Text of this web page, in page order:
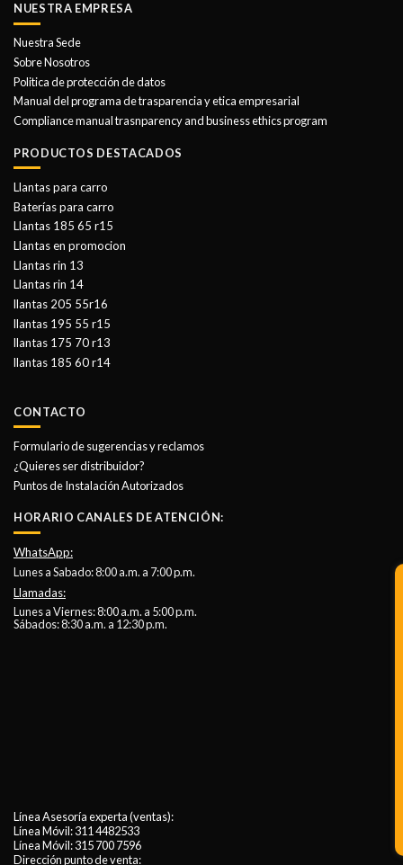
NUESTRA EMPRESA
Nuestra Sede
Sobre Nosotros
Politica de protección de datos
Manual del programa de trasparencia y etica empresarial
Compliance manual trasnparency and business ethics program
PRODUCTOS DESTACADOS
Llantas para carro
Baterías para carro
Llantas 185 65 r15
Llantas en promocion
Llantas rin 13
Llantas rin 14
llantas 205 55r16
llantas 195 55 r15
llantas 175 70 r13
llantas 185 60 r14
CONTACTO
Formulario de sugerencias y reclamos
¿Quieres ser distribuidor?
Puntos de Instalación Autorizados
HORARIO CANALES DE ATENCIÓN:
WhatsApp:
Lunes a Sabado: 8:00 a.m. a 7:00 p.m.
Llamadas:
Lunes a Viernes: 8:00 a.m. a 5:00 p.m.
Sábados: 8:30 a.m. a 12:30 p.m.
Línea Asesoría experta (ventas):
Línea Móvil:311 4482533
Línea Móvil:315 700 7596
Dirección punto de venta: